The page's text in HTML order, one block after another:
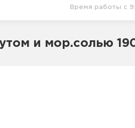
Время работы с
и мор.солью